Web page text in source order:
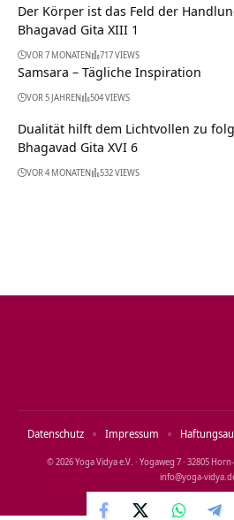
Der Körper ist das Feld der
Bhagavad Gita XIII 1
VOR 7 MONATEN 717 VIEWS
Samsara – Tägliche Inspiration
VOR 5 JAHREN 504 VIEWS
Dualität hilft dem Lichtvollen zu
Bhagavad Gita XVI 6
VOR 4 MONATEN 532 VIEWS
© 2026 Yoga Vidya e.V. · Yogaweg 7 · 32805
Datenschutz Impressum